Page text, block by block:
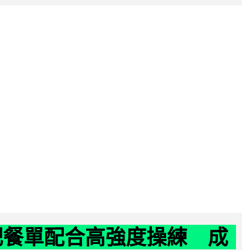
餐單配合高強度操練 成